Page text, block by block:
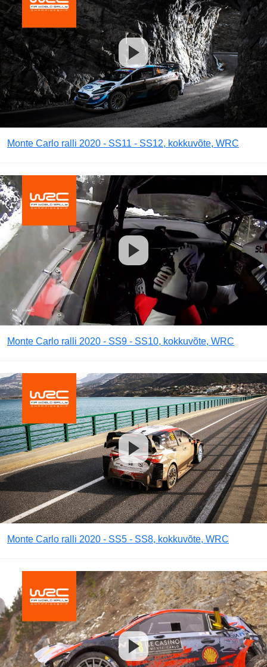
Monte Carlo ralli 2020 - SS11 - SS12, kokkuvõte, WRC
Monte Carlo ralli 2020 - SS9 - SS10, kokkuvõte, WRC
Monte Carlo ralli 2020 - SS5 - SS8, kokkuvõte, WRC